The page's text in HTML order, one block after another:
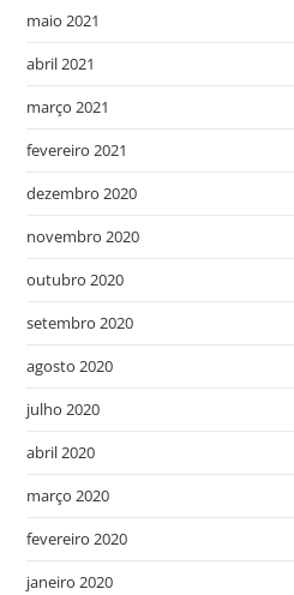
maio 2021
abril 2021
março 2021
fevereiro 2021
dezembro 2020
novembro 2020
outubro 2020
setembro 2020
agosto 2020
julho 2020
abril 2020
março 2020
fevereiro 2020
janeiro 2020